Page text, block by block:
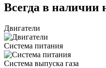
Всегда в наличии
Двигатели
Система питания
Система выпуска газа